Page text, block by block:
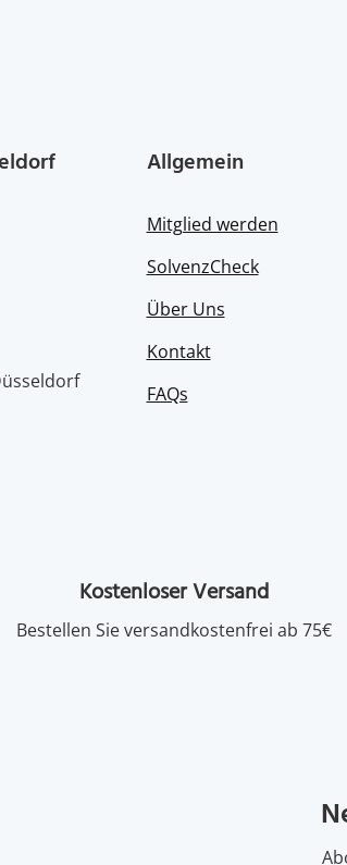
Allgemein
Mitglied werden
SolvenzCheck
Über Uns
Kontakt
FAQs
Kostenloser Versand
Bestellen Sie versandkostenfrei ab 75€